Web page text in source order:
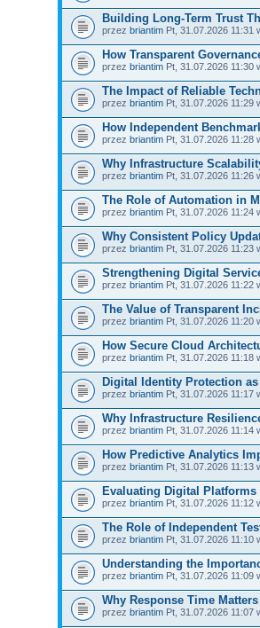
Building Long-Term Trust
przez briantim Pt, 31.07.2026 11:31
How Transparent
przez briantim Pt, 31.07.2026 11:30
The Impact of Reliable
przez briantim Pt, 31.07.2026 11:29
How Independent
przez briantim Pt, 31.07.2026 11:28
Why Infrastructure
przez briantim Pt, 31.07.2026 11:26
The Role of Automation in
przez briantim Pt, 31.07.2026 11:24
Why Consistent Policy
przez briantim Pt, 31.07.2026 11:23
Strengthening Digital
przez briantim Pt, 31.07.2026 11:22
The Value of Transparent
przez briantim Pt, 31.07.2026 11:20
How Secure Cloud
przez briantim Pt, 31.07.2026 11:18
Digital Identity Protection
przez briantim Pt, 31.07.2026 11:17
Why Infrastructure
przez briantim Pt, 31.07.2026 11:14
How Predictive Analytics
przez briantim Pt, 31.07.2026 11:13
Evaluating Digital
przez briantim Pt, 31.07.2026 11:12
The Role of Independent
przez briantim Pt, 31.07.2026 11:10
Understanding the
przez briantim Pt, 31.07.2026 11:09
Why Response Time
przez briantim Pt, 31.07.2026 11:07